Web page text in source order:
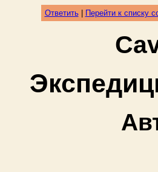
Ответить| Перейти к списку